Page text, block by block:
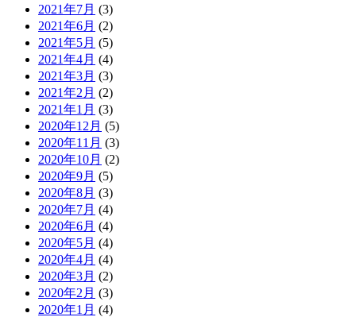
2021年7月 (3)
2021年6月 (2)
2021年5月 (5)
2021年4月 (4)
2021年3月 (3)
2021年2月 (2)
2021年1月 (3)
2020年12月 (5)
2020年11月 (3)
2020年10月 (2)
2020年9月 (5)
2020年8月 (3)
2020年7月 (4)
2020年6月 (4)
2020年5月 (4)
2020年4月 (4)
2020年3月 (2)
2020年2月 (3)
2020年1月 (4)